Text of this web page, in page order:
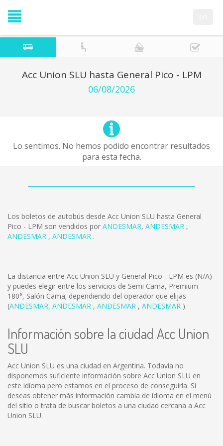
Acc Union SLU hasta General Pico - LPM
06/08/2026
Lo sentimos. No hemos podido encontrar resultados
para esta fecha.
Los boletos de autobús desde Acc Union SLU hasta General
Pico - LPM son vendidos por ANDESMAR, ANDESMAR ,
ANDESMAR , ANDESMAR .
La distancia entre Acc Union SLU y General Pico - LPM es (N/A)
y puedes elegir entre los servicios de Semi Cama, Premium
180°, Salón Cama; dependiendo del operador que elijas
(ANDESMAR, ANDESMAR , ANDESMAR , ANDESMAR ).
Información sobre la ciudad Acc Union
SLU
Acc Union SLU es una ciudad en Argentina. Todavía no
disponemos suficiente información sobre Acc Union SLU en
este idioma pero estamos en el proceso de conseguirla. Si
deseas obtener más información cambia de idioma en el menú
del sitio o trata de buscar boletos a una ciudad cercana a Acc
Union SLU.